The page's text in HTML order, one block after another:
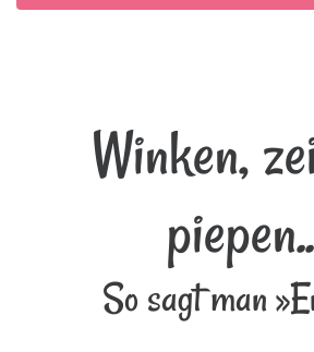
Winken,
So sagt man